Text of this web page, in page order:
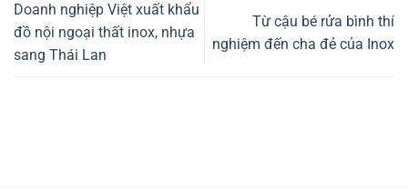
Doanh nghiệp Việt xuất khẩu
đồ nội ngoại thất inox, nhựa
sang Thái Lan
Từ cậu bé rửa bình thí
nghiệm đến cha đẻ của Inox